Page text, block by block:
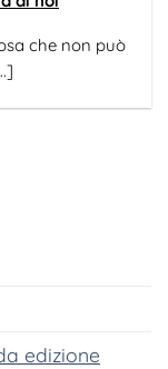
che non può
edizione